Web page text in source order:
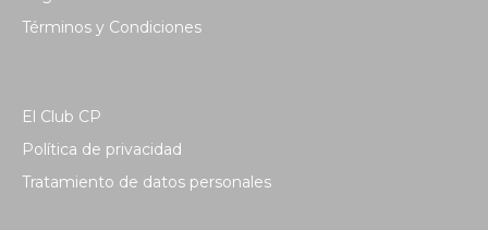
Términos y Condiciones
El Club CP
Política de privacidad
Tratamiento de datos personales